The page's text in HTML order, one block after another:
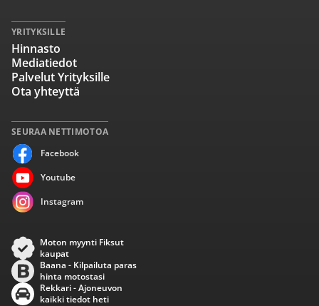
SEURAA NETTIMOTOA
Facebook
Youtube
Instagram
YRITYKSILLE
Hinnasto
Mediatiedot
Palvelut Yrityksille
Ota yhteyttä
Moton myynti Fiksut
kaupat
Baana - Kilpailuta paras
hinta motostasi
Rekkari - Ajoneuvon
kaikki tiedot heti